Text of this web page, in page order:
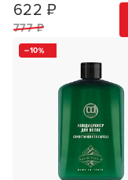
622 ₽
777 ₽
10